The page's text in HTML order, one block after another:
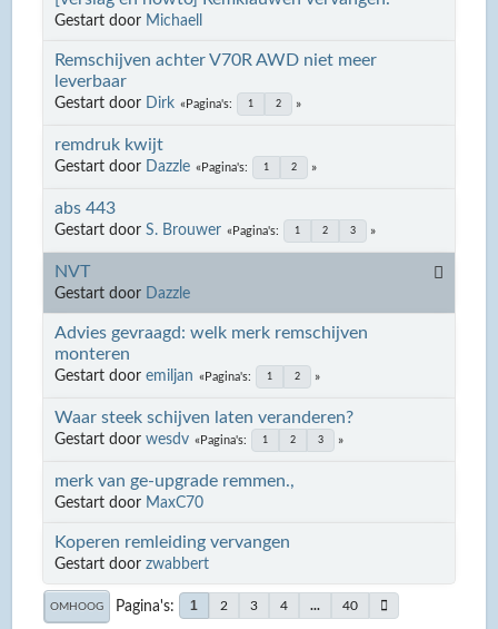
Gestart door Michaell
Remschijven achter V70R AWD niet meer
leverbaar
Gestart door Dirk Pagina's 1 2
remdruk kwijt
Gestart door Dazzle Pagina's 1 2
abs 443
Gestart doorS. Brouwer Pagina's 1 2 3
NVT
Gestart door Dazzle
Advies gevraagd: welk merk remschijven
monteren
Gestart dooremiljan Pagina's 1 2
Waar steek schijven laten veranderen?
Gestart doorwesdv Pagina's 1 2 3
merk van ge-upgrade remmen.,
Gestart door MaxC70
Koperen remleiding vervangen
Gestart doorzwabbert
OMHOOG Pagina's 1 2 3 4 ... 40